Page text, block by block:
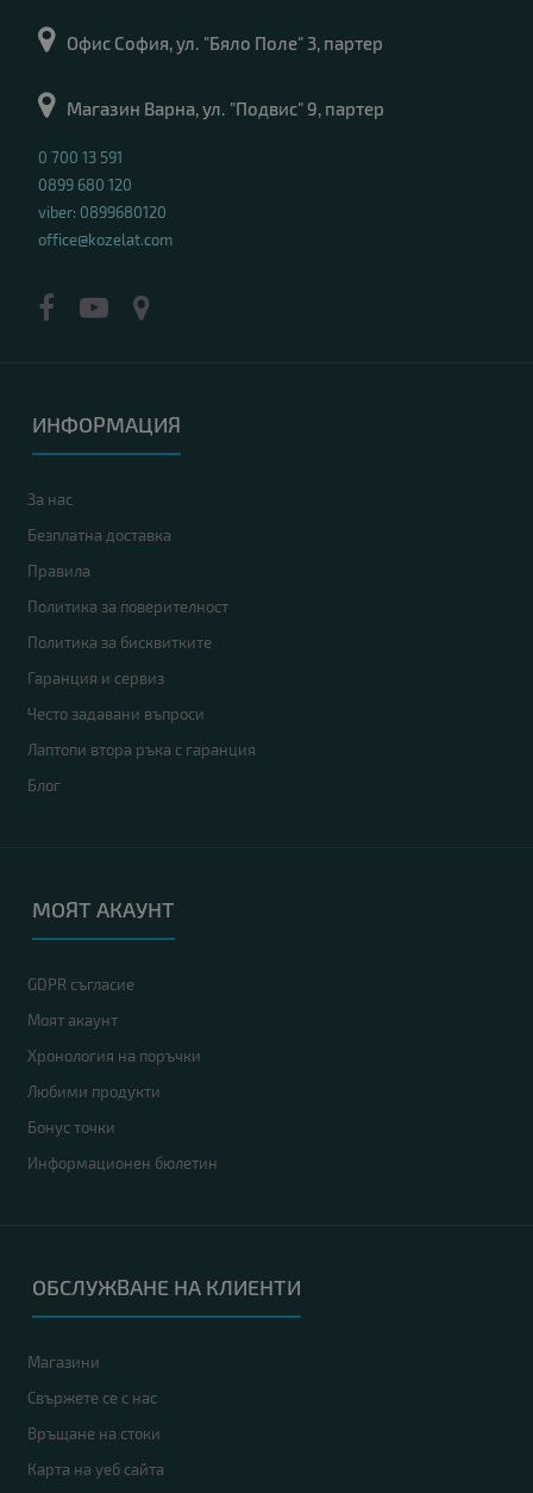
Офис София, ул. "Бяло Поле" 3, партер
Магазин Варна, ул. "Подвис" 9, партер
0 700 13 591
0899 680 120
viber: 0899680120
office@kozelat.com
ИНФОРМАЦИЯ
За нас
Безплатна доставка
Правила
Политика за поверителност
Политика за бисквитките
Гаранция и сервиз
Често задавани въпроси
Лаптопи втора ръка с гаранция
Блог
МОЯТ АКАУНТ
GDPR съгласие
Моят акаунт
Хронология на поръчки
Любими продукти
Бонус точки
Информационен бюлетин
ОБСЛУЖВАНЕ НА КЛИЕНТИ
Магазини
Свържете се с нас
Връщане на стоки
Карта на уеб сайта